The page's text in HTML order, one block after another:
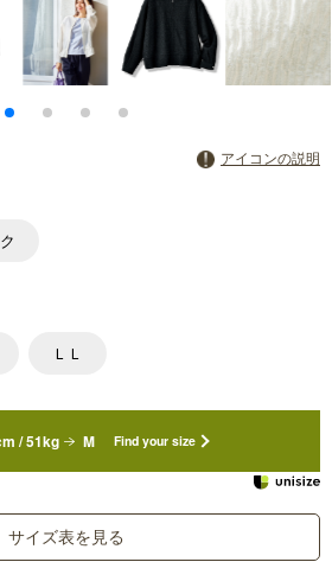
アイコンの説明
ＬＬ
/ 51kg M Find your size
サイズ表を見る